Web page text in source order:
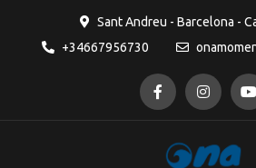
Sant Andreu - Barcelona -
+34667956730